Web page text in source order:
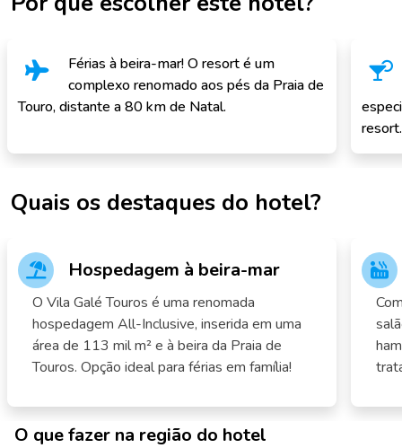
Férias à beira-mar! O resort é um
complexo renomado aos pés da Praia de
Touro, distante a 80 km de Natal.
resort.
Quais os destaques do hotel?
Hospedagem à beira-mar
O Vila Galé Touros é uma renomada
hospedagem All-Inclusive, inserida em uma
área de 113 mil m² e à beira da Praia de
Touros. Opção ideal para férias em família!
O que fazer na região do hotel